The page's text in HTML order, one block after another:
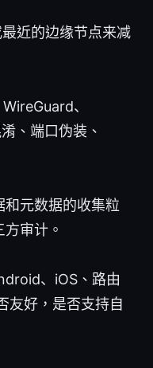
近的边缘节点来减
、
、端口伪装、
和元数据的收集粒
审计。
、iOS、路由
友好，是否支持自